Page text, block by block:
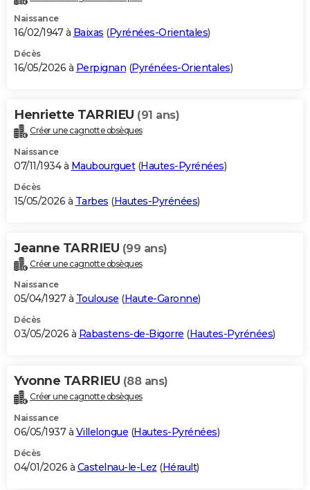
Naissance
16/02/1947 à Baixas (Pyrénées-Orientales)
Décès
16/05/2026 à Perpignan (Pyrénées-Orientales)
Henriette TARRIEU (91 ans)
Créer une cagnotte obsèques
Naissance
07/11/1934 à Maubourguet(Hautes-Pyrénées)
Décès
15/05/2026 à Tarbes (Hautes-Pyrénées)
Jeanne TARRIEU (99 ans)
Créer une cagnotte obsèques
Naissance
05/04/1927 à Toulouse (Haute-Garonne)
Décès
03/05/2026 à Rabastens-de-Bigorre (Hautes-Pyrénées)
Yvonne TARRIEU (88 ans)
Créer une cagnotte obsèques
Naissance
06/05/1937 à Villelongue (Hautes-Pyrénées)
Décès
04/01/2026 à Castelnau-le-Lez (Hérault)